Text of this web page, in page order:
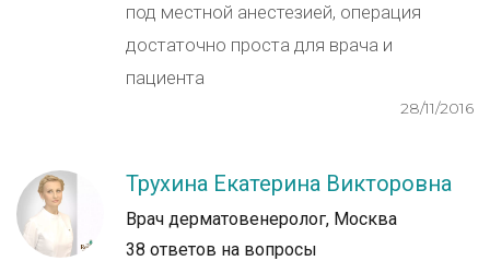
под местной анестезией, операция
достаточно проста для врача и
пациента
28/11/2016
Трухина Екатерина Викторовна
Врач дерматовенеролог, Москва
38 ответов на вопросы